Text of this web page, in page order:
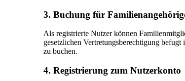
3. Buchung für
Als registrierte Nutzer können
gesetzlichen Vertretungsberechtigung
zu buchen.
4. Registrierung zum Nutzerkonto